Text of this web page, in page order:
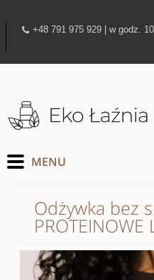
+48 791 975 929 | w godz.
Odżywka bez
PROTEINOWE